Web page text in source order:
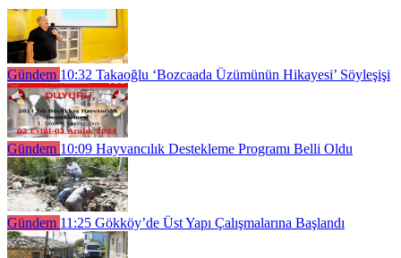
Gündem 10:32 Takaoğlu ‘Bozcaada Üzümünün Hikayesi’ Söyleşişi
Gündem 10:09 Hayvancılık Destekleme Programı Belli Oldu
Gündem 11:25 Gökköy’de Üst Yapı Çalışmalarına Başlandı